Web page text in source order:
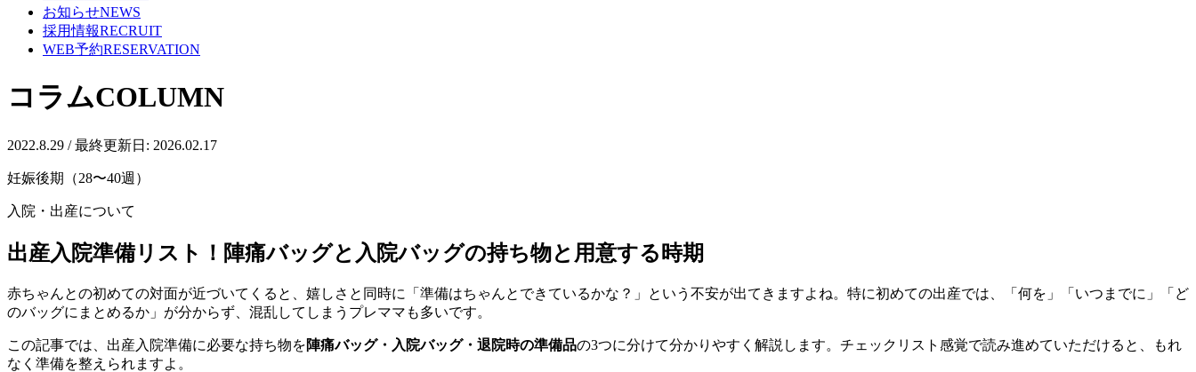
お知らせNEWS
採用情報RECRUIT
WEB予約RESERVATION
コラムCOLUMN
2022.8.29 / 最終更新日: 2026.02.17
妊娠後期（28〜40週）
入院・出産について
出産入院準備リスト！陣痛バッグと入院バッグの持ち物と用意する時期
赤ちゃんとの初めての対面が近づいてくると、嬉しさと同時に「準備はちゃんとできているかな？」という不安が出てきますよね。特に初めての出産では、「何を」「いつまでに」「ど
のバッグにまとめるか」が分からず、混乱してしまうプレママも多いです。
この記事では、出産入院準備に必要な持ち物を陣痛バッグ・入院バッグ・退院時の準備品の3つに分けて分かりやすく解説します。チェックリスト感覚で読み進めていただけると、もれ
なく準備を整えられますよ。